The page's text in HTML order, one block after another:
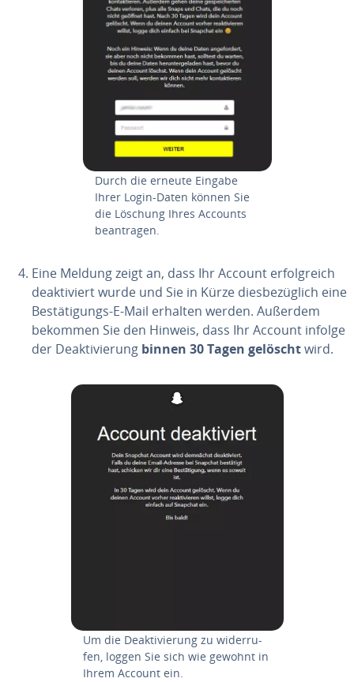
Durch die erneute Eingabe
Ihrer Login-Daten können Sie
die Löschung Ihres Accounts
be­an­tra­gen.
Eine Meldung zeigt an, dass Ihr Account er­folg­reich
de­ak­ti­viert wurde und Sie in Kürze dies­be­züg­lich eine
Be­stä­ti­gungs-E-Mail erhalten werden. Außerdem
bekommen Sie den Hinweis, dass Ihr Account infolge
der De­ak­ti­vie­rung binnen 30 Tagen gelöschtwird.
Um die De­ak­ti­vie­rung zu wi­der­ru­
fen, loggen Sie sich wie gewohnt in
Ihrem Account ein.